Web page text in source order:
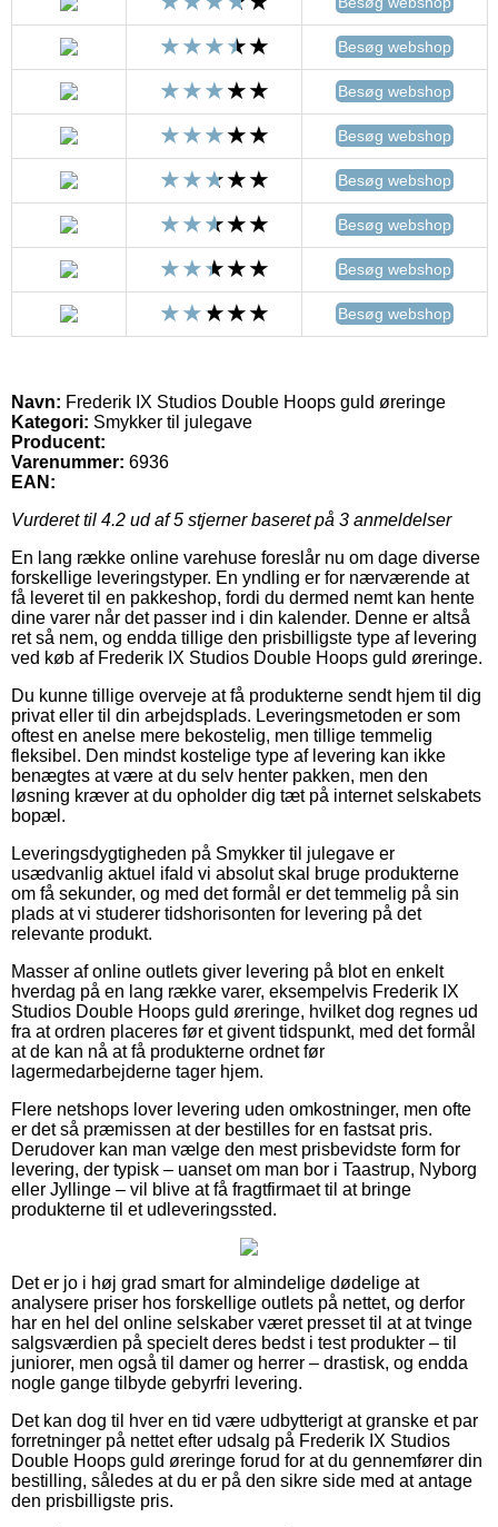
Besøg webshop
Besøg webshop
Besøg webshop
Besøg webshop
Besøg webshop
Besøg webshop
Besøg webshop
Navn: Frederik IX Studios Double Hoops guld øreringe
Kategori: Smykker til julegave
Producent:
Varenummer: 6936
EAN:
Vurderet til 4.2 ud af 5 stjerner baseret på 3 anmeldelser
En lang række online varehuse foreslår nu om dage diverse
forskellige leveringstyper. En yndling er for nærværende at
få leveret til en pakkeshop, fordi du dermed nemt kan hente
dine varer når det passer ind i din kalender. Denne er altså
ret så nem, og endda tillige den prisbilligste type af levering
ved køb af Frederik IX Studios Double Hoops guld øreringe.
Du kunne tillige overveje at få produkterne sendt hjem til dig
privat eller til din arbejdsplads. Leveringsmetoden er som
oftest en anelse mere bekostelig, men tillige temmelig
fleksibel. Den mindst kostelige type af levering kan ikke
benægtes at være at du selv henter pakken, men den
løsning kræver at du opholder dig tæt på internet selskabets
bopæl.
Leveringsdygtigheden på Smykker til julegave er
usædvanlig aktuel ifald vi absolut skal bruge produkterne
om få sekunder, og med det formål er det temmelig på sin
plads at vi studerer tidshorisonten for levering på det
relevante produkt.
Masser af online outlets giver levering på blot en enkelt
hverdag på en lang række varer, eksempelvis Frederik IX
Studios Double Hoops guld øreringe, hvilket dog regnes ud
fra at ordren placeres før et givent tidspunkt, med det formål
at de kan nå at få produkterne ordnet før
lagermedarbejderne tager hjem.
Flere netshops lover levering uden omkostninger, men ofte
er det så præmissen at der bestilles for en fastsat pris.
Derudover kan man vælge den mest prisbevidste form for
levering, der typisk – uanset om man bor i Taastrup, Nyborg
eller Jyllinge – vil blive at få fragtfirmaet til at bringe
produkterne til et udleveringssted.
Det er jo i høj grad smart for almindelige dødelige at
analysere priser hos forskellige outlets på nettet, og derfor
har en hel del online selskaber været presset til at at tvinge
salgsværdien på specielt deres bedst i test produkter – til
juniorer, men også til damer og herrer – drastisk, og endda
nogle gange tilbyde gebyrfri levering.
Det kan dog til hver en tid være udbytterigt at granske et par
forretninger på nettet efter udsalg på Frederik IX Studios
Double Hoops guld øreringe forud for at du gennemfører din
bestilling, således at du er på den sikre side med at antage
den prisbilligste pris.